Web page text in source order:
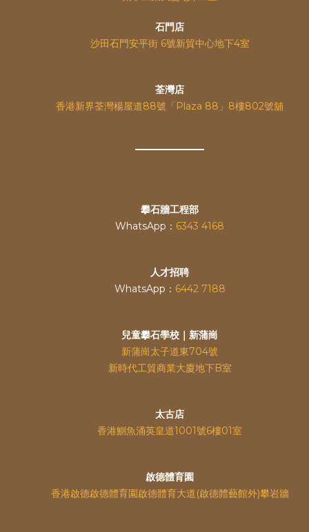
石門店
沙田石門安平街 6號新貿中心地下4室
荃灣店
香港新界荃灣楊屋道88號「Plaza 88」8樓802號舖
攀石牆工程部
WhatsApp： 6343 4168
人才招聘
WhatsApp： 6442 7188
兒童攀石學校｜新蒲崗
新蒲崗太子道東704號
新時代工貿商業大廈地下B室
太古店
香港鰂魚涌英皇道1001號6樓01室
啟德體育園
香港啟德啟德體育園啟德體育大道(啟德體藝館外)攀岩牆